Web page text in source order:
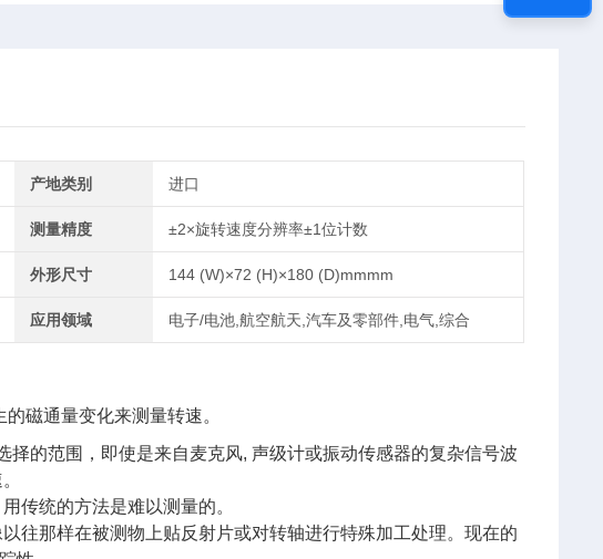
产地类别 进口
测量精度 ±2×旋转速度分辨率±1位计数
外形尺寸 144 (W)×72 (H)×180 (D)mmmm
应用领域 电子/电池,航空航天,汽车及零部件,电气,综合
磁通量变化来测量转速。
的范围，即使是来自麦克风, 声级计或振动传感器的复杂信号波
传统的方法是难以测量的。
往那样在被测物上贴反射片或对转轴进行特殊加工处理。现在的